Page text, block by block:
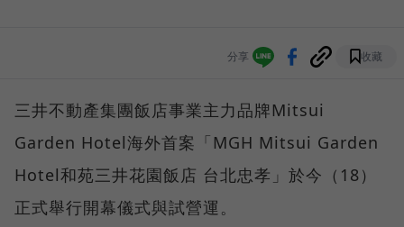
分享 收藏
三井不動產集團飯店事業主力品牌Mitsui
Garden Hotel海外首案「MGH Mitsui Garden
Hotel和苑三井花園飯店 台北忠孝」於今（18）
正式舉行開幕儀式與試營運。